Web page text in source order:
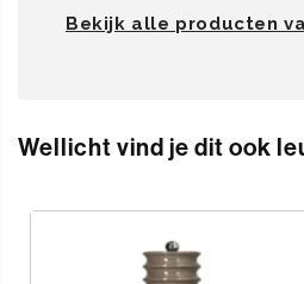
Bekijk alle producten
Wellicht vind je dit ook